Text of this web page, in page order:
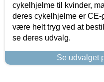
cykelhjelme til kvinder,
deres cykelhjelme er
være helt tryg ved at
se deres udvalg.
Se udvalget